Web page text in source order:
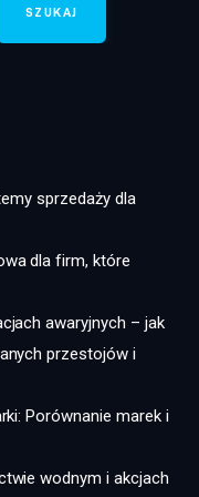
SZUKAJ
sprzedaży dla
dla firm, które
awaryjnych – jak
przestojów i
Porównanie marek i
wodnym i akcjach